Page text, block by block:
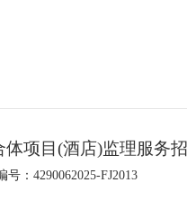
体项目(酒店)监理服务
号： 4290062025-FJ2013